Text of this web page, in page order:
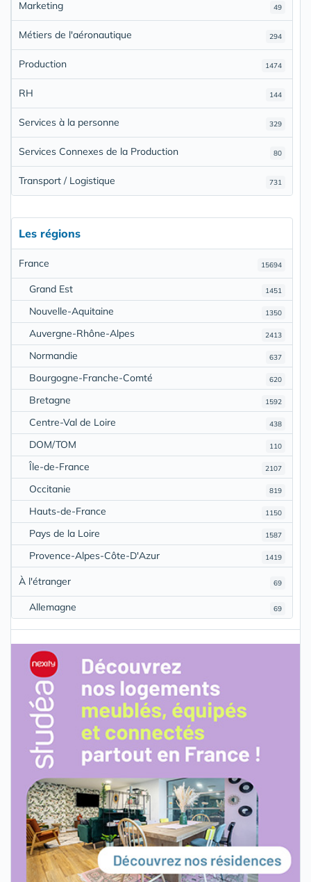
49
Marketing
294
Métiers de l'aéronautique
1474
Production
144
RH
329
Services à la personne
80
Services Connexes de la Production
731
Transport / Logistique
Les régions
15694
France
1451
Grand Est
1350
Nouvelle-Aquitaine
2413
Auvergne-Rhône-Alpes
637
Normandie
620
Bourgogne-Franche-Comté
1592
Bretagne
438
Centre-Val de Loire
110
DOM/TOM
2107
Île-de-France
819
Occitanie
1150
Hauts-de-France
1587
Pays de la Loire
1419
Provence-Alpes-Côte-D'Azur
69
À l'étranger
69
Allemagne